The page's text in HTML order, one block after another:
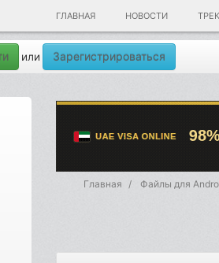
ГЛАВНАЯ НОВОСТИ
или Зарегистрироваться
Главная Файлы для